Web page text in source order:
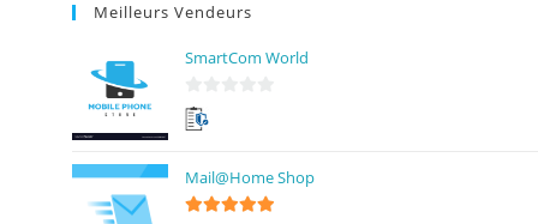
Meilleurs Vendeurs
SmartCom World
0
s
r
5
Mail@Home Shop